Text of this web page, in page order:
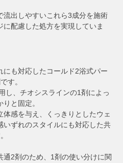
流出しやすいこれら3成分を施術
配慮した処方を実現していま
にも対応したコールド2浴式パー
す。
し、チオシスラインの1剤によっ
と固定。
感を与え、くっきりとしたウェ
いずれのスタイルにも対応した共
2剤のため、1剤の使い分けに関